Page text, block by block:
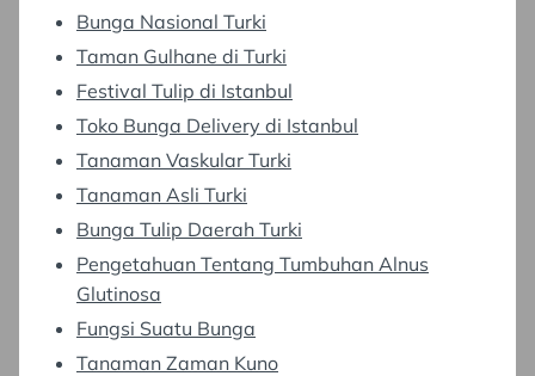
Bunga Nasional Turki
Taman Gulhane di Turki
Festival Tulip di Istanbul
Toko Bunga Delivery di Istanbul
Tanaman Vaskular Turki
Tanaman Asli Turki
Bunga Tulip Daerah Turki
Pengetahuan Tentang Tumbuhan Alnus
Glutinosa
Fungsi Suatu Bunga
Tanaman Zaman Kuno